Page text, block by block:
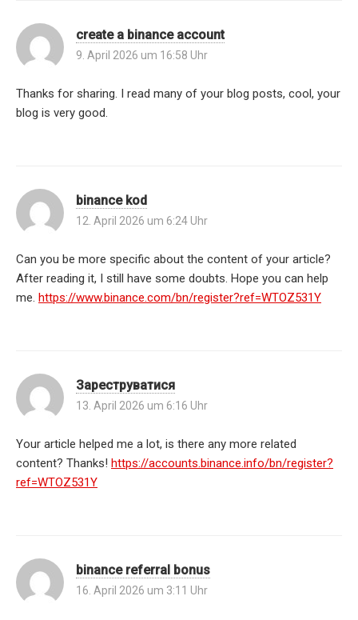
create a binance account
9. April 2026 um 16:58 Uhr
Thanks for sharing. I read many of your blog posts, cool, your
blog is very good.
binance kod
12. April 2026 um 6:24 Uhr
Can you be more specific about the content of your article?
After reading it, I still have some doubts. Hope you can help
me. https://www.binance.com/bn/register?ref=WTOZ531Y
Зареструватися
13. April 2026 um 6:16 Uhr
Your article helped me a lot, is there any more related
content? Thanks! https://accounts.binance.info/bn/register?
ref=WTOZ531Y
binance referral bonus
16. April 2026 um 3:11 Uhr